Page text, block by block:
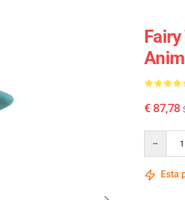
€ 87,78
Esta